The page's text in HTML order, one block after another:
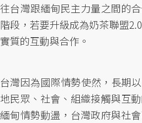
往台灣跟緬甸民主力量之間的
階段，若要升級成為奶茶聯盟
實質的互動與合作。
台灣因為國際情勢使然，長期以
地民眾、社會、組織接觸與互
緬甸情勢動盪，台灣政府與社